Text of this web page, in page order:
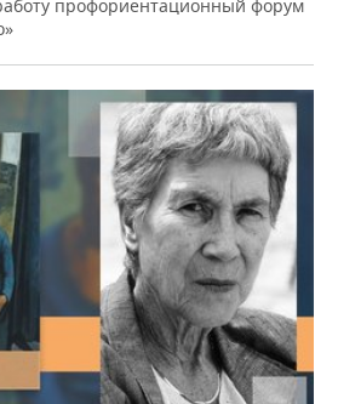
профориентационный форум